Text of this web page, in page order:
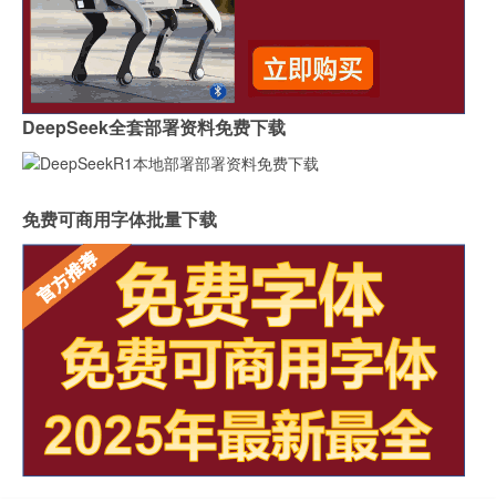
DeepSeek全套部署资料免费下载
免费可商用字体批量下载